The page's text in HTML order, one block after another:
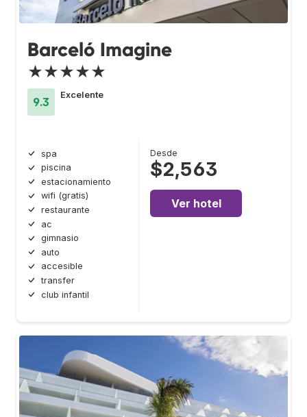
Barceló Imagine
★★★★★
9.3
Excelente
spa
piscina
estacionamiento
wifi (gratis)
restaurante
ac
gimnasio
auto
accesible
transfer
club infantil
Desde
$2,563
Ver hotel